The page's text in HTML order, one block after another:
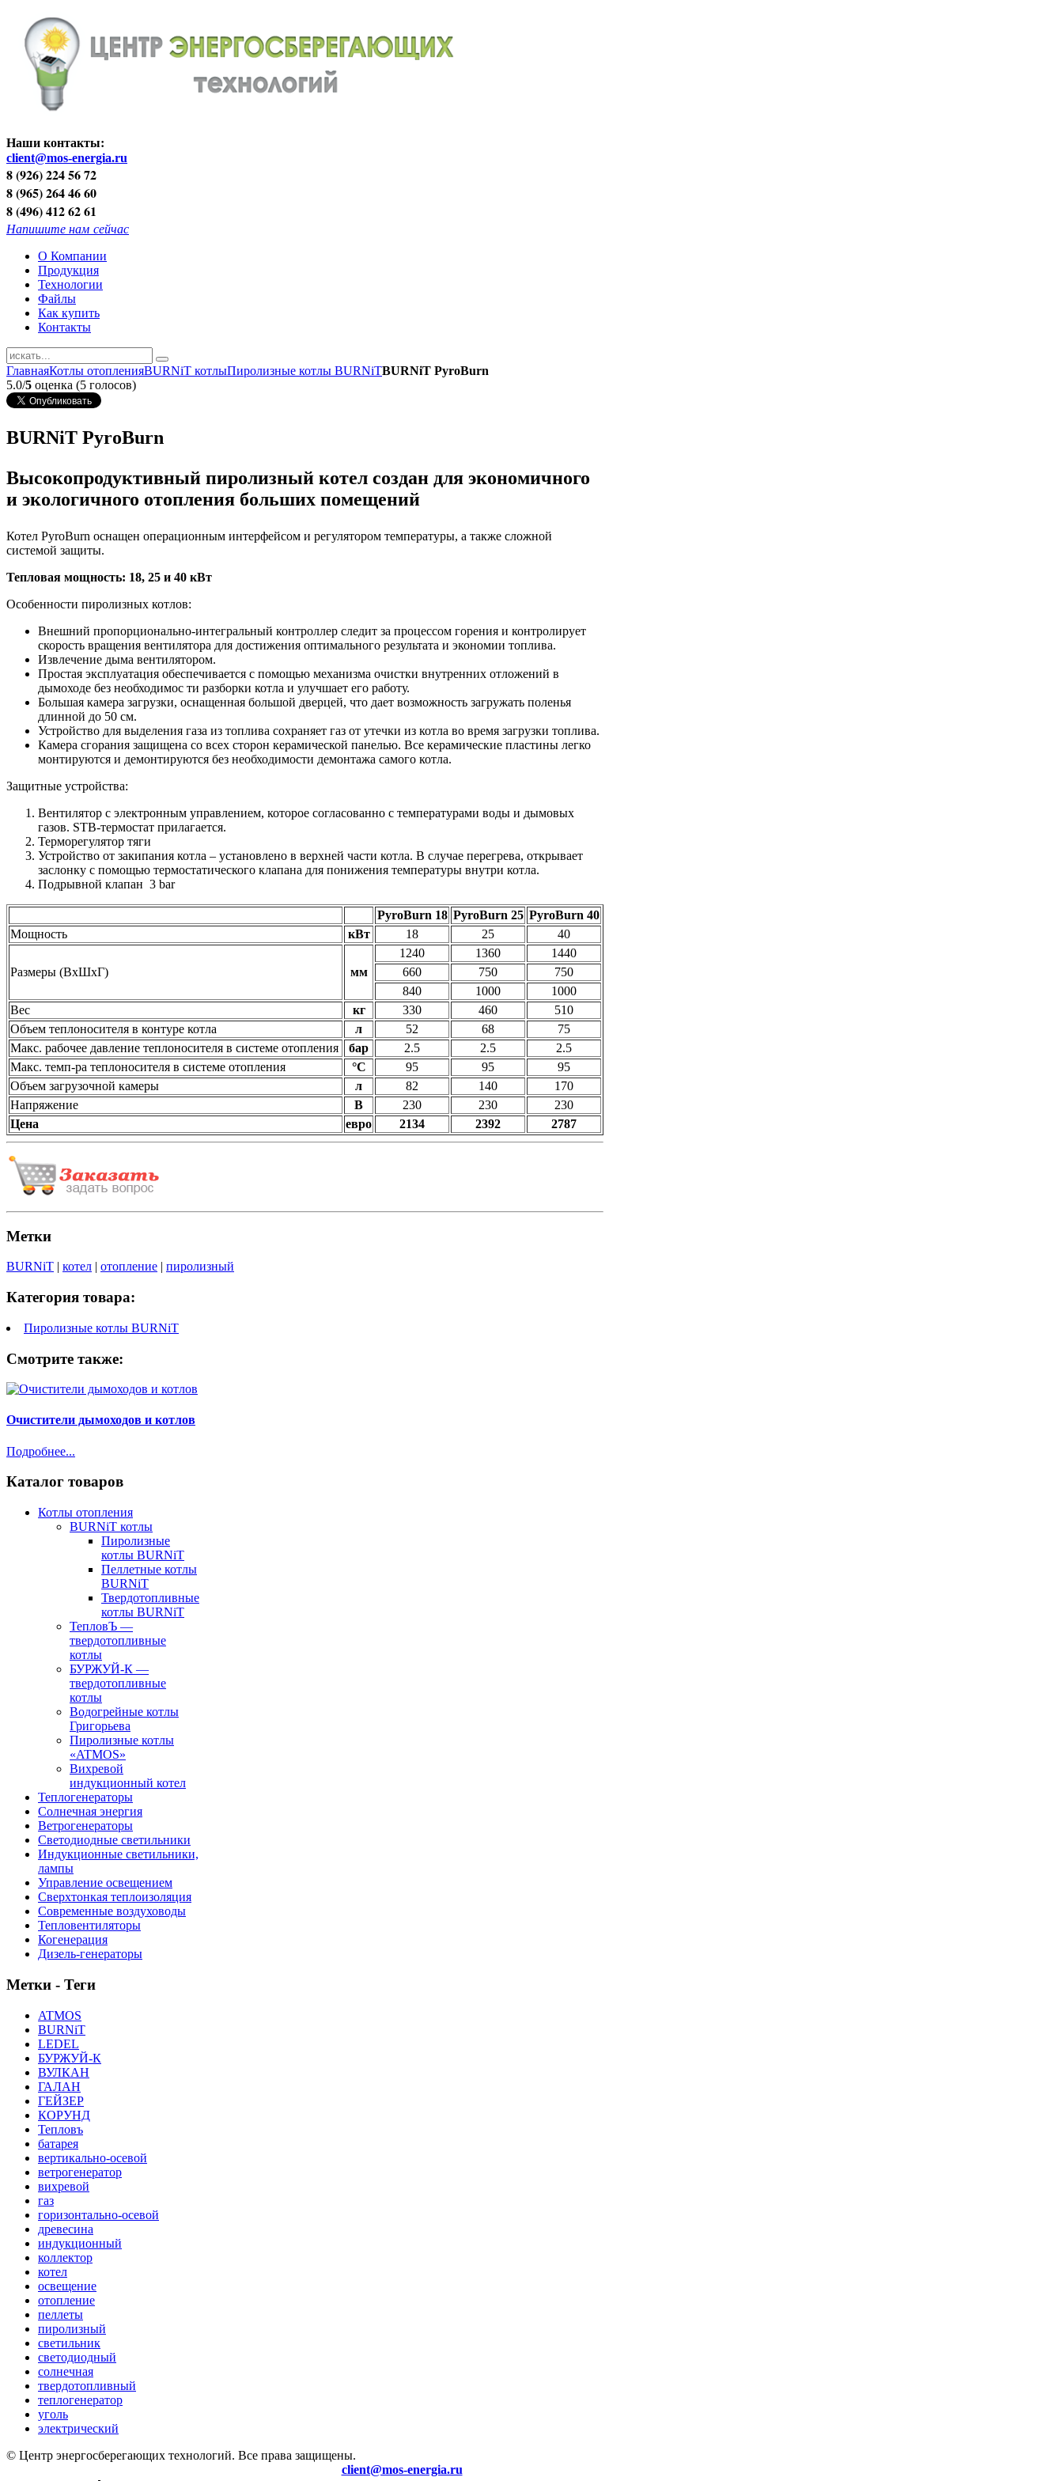
Наши контакты:
client@mos-energia.ru
8 (926) 224 56 72
8 (965) 264 46 60
8 (496) 412 62 61
Напишите нам сейчас
О Компании
Продукция
Технологии
Файлы
Как купить
Контакты
ГлавнаяКотлы отопленияBURNiT котлыПиролизные котлы BURNiTBURNiT PyroBurn
5.0/5 оценка (5 голосов)
BURNiT PyroBurn
Высокопродуктивный пиролизный котел создан для экономичного
и экологичного отопления больших помещений
Котел PyroBurn оснащен операционным интерфейсом и регулятором температуры, а также сложной
системой защиты.
Тепловая мощность: 18, 25 и 40 кВт
Особенности пиролизных котлов:
Внешний пропорционально-интегральный контроллер следит за процессом горения и контролирует
скорость вращения вентилятора для достижения оптимального результата и экономии топлива.
Извлечение дыма вентилятором.
Простая эксплуатация обеспечивается с помощью механизма очистки внутренних отложений в
дымоходе без необходимос ти разборки котла и улучшает его работу.
Большая камера загрузки, оснащенная большой дверцей, что дает возможность загружать поленья
длинной до 50 см.
Устройство для выделения газа из топлива сохраняет газ от утечки из котла во время загрузки топлива.
Камера сгорания защищена со всех сторон керамической панелью. Все керамические пластины легко
монтируются и демонтируются без необходимости демонтажа самого котла.
Защитные устройства:
Вентилятор с электронным управлением, которое согласованно с температурами воды и дымовых
газов. STB-термостат прилагается.
Терморегулятор тяги
Устройство от закипания котла – установлено в верхней части котла. В случае перегрева, открывает
заслонку с помощью термостатического клапана для понижения температуры внутри котла.
Подрывной клапан 3 bar
PyroBurn 18 PyroBurn 25 PyroBurn 40
Мощность
кВт 18 25 40
Размеры (ВхШхГ) мм
1240 1360
1440
660
750
750
840
1000
1000
Вес
кг 330 460
510
Объем теплоносителя в контуре котла
л 52 68
75
Макс. рабочее давление теплоносителя в системе отопления
бар 2.5 2.5
2.5
Макс. темп-ра теплоносителя в системе отопления
°C 95 95
95
Объем загрузочной камеры
л 82 140
170
Напряжение
В 230 230
230
Цена
евро 2134 2392 2787
Метки
BURNiT | котел | отопление | пиролизный
Категория товара:
Пиролизные котлы BURNiT
Смотрите также:
Очистители дымоходов и котлов
Подробнее...
Каталог товаров
Котлы отопления
BURNiT котлы
Пиролизные
котлы BURNiT
Пеллетные котлы
BURNiT
Твердотопливные
котлы BURNiT
ТепловЪ —
твердотопливные
котлы
БУРЖУЙ-К —
твердотопливные
котлы
Водогрейные котлы
Григорьева
Пиролизные котлы
«ATMOS»
Вихревой
индукционный котел
Теплогенераторы
Солнечная энергия
Ветрогенераторы
Светодиодные светильники
Индукционные светильники,
лампы
Управление освещением
Сверхтонкая теплоизоляция
Современные воздуховоды
Тепловентиляторы
Когенерация
Дизель-генераторы
Метки - Теги
ATMOS
BURNiT
LEDEL
БУРЖУЙ-К
ВУЛКАН
ГАЛАН
ГЕЙЗЕР
КОРУНД
Тепловъ
батарея
вертикально-осевой
ветрогенератор
вихревой
газ
горизонтально-осевой
древесина
индукционный
коллектор
котел
освещение
отопление
пеллеты
пиролизный
светильник
светодиодный
солнечная
твердотопливный
теплогенератор
уголь
электрический
© Центр энергосберегающих технологий. Все права защищены.
client@mos-energia.ru